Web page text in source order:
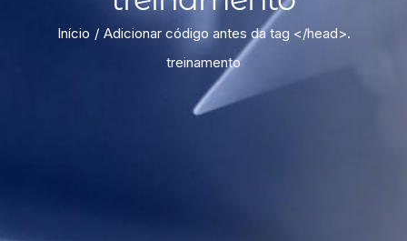
Início
Adicionar código antes da tag </head>.
treinamento